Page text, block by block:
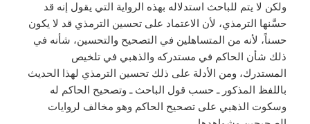
ولكن لا يتم للباحث استدلاله بهذه الرواية التي يقول إنه قد
حسَّنها الترمذي، لأن الاعتماد على تحسين الترمذي قد لا يكون
حسناً، لأنه من المتساهلين في التصحيح والتحسين، شأنه في
ذلك شأن الحاكم في مستدركه والذهبي في تلخيص
المستدرك، ومن الأدلة على ذلك تحسين الترمذي لهذا الحديث
باللفظ المذكور ـ حسب قول الباحث ـ وتصحيح الحاكم له
وسكوت الذهبي على تصحيح الحاكم وهو مخالف لروايات